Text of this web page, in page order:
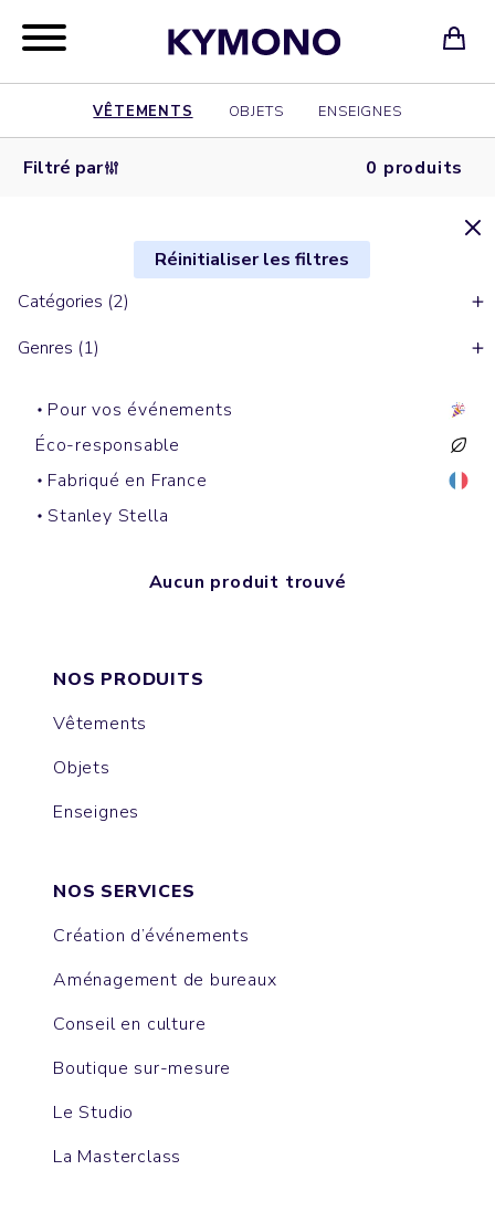
VÊTEMENTS OBJETS ENSEIGNES
Filtré par 0 produits
Réinitialiser les filtres
Catégories (2)
Genres (1)
Pour vos événements
Éco-responsable
Fabriqué en France
Stanley Stella
Aucun produit trouvé
NOS PRODUITS
Vêtements
Objets
Enseignes
NOS SERVICES
Création d’événements
Aménagement de bureaux
Conseil en culture
Boutique sur-mesure
Le Studio
La Masterclass